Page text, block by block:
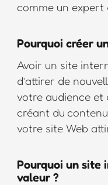
comme un expert
Pourquoi créer
Avoir un site
d’attirer de
votre audience et
créant du
votre site Web
Pourquoi un site
valeur ?